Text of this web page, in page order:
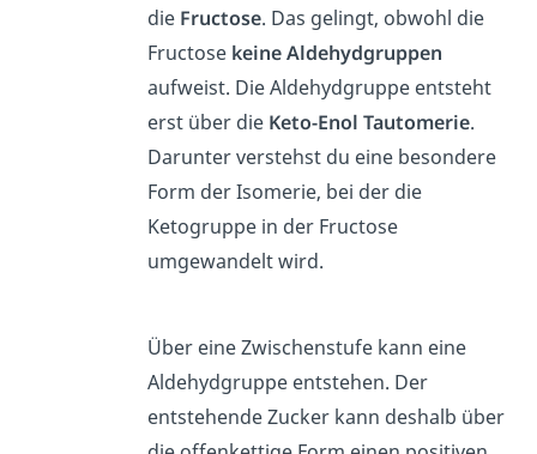
die Fructose. Das gelingt, obwohl die
Fructose keine Aldehydgruppen
aufweist. Die Aldehydgruppe entsteht
erst über die Keto-Enol Tautomerie.
Darunter verstehst du eine besondere
Form der Isomerie, bei der die
Ketogruppe in der Fructose
umgewandelt wird.
Über eine Zwischenstufe kann eine
Aldehydgruppe entstehen. Der
entstehende Zucker kann deshalb über